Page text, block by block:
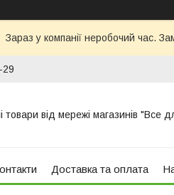
Зараз у компанії неробочий час.
29
товари від мережі магазинів "Все
Доставка та оплата